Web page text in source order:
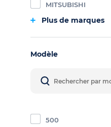
MITSUBISHI
Plus de marques
Modèle
500